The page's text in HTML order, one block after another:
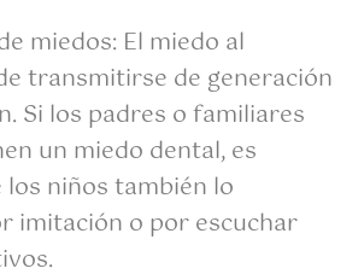
miedos: El miedo al
transmitirse de generación
Si los padres o familiares
un miedo dental, es
niños también lo
imitación o por escuchar